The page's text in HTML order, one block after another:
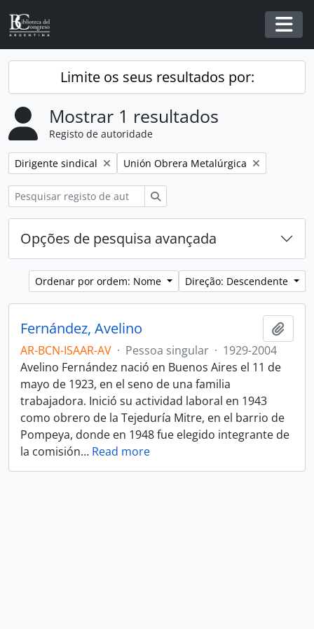
Skip to main content
Limite os seus resultados por:
Mostrar 1 resultados
Registo de autoridade
Remover filtro:
Dirigente sindical Remover filtro:
Unión Obrera Metalúrgica
Opções de pesquisa avançada
Ordenar por ordem: Nome Direção: Descendente
Fernández, Avelino
AR-BCN-ISAAR-AV · Pessoa singular · 1929-2004
Avelino Fernández nació en Buenos Aires el 11 de
mayo de 1923, en el seno de una familia
trabajadora. Inició su actividad laboral en 1943
como obrero de la Tejeduría Mitre, en el barrio de
Pompeya, donde en 1948 fue elegido integrante de
la comisión… Read more